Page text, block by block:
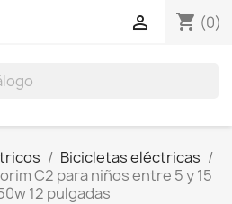
shopping_cart (0)

Bicicletas eléctricas
C2 para niños entre 5 y 15
12 pulgadas